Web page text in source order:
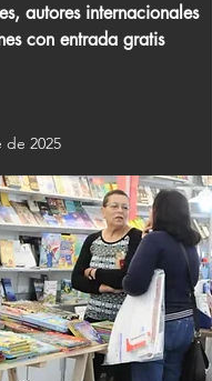
autores internacionales
con entrada gratis
2025